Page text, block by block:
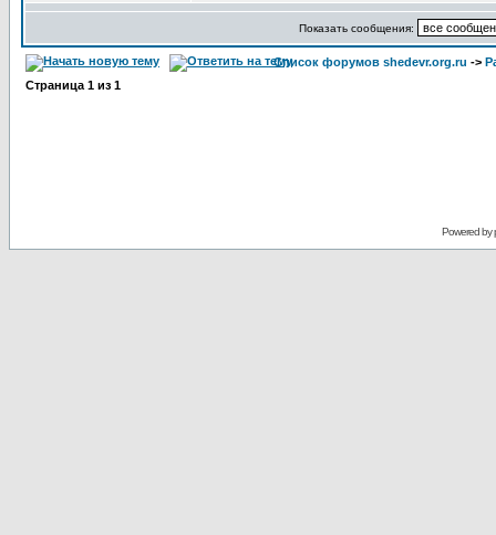
Показать сообщения:
Список форумов shedevr.org.ru ->
Страница 1 из 1
Powered by